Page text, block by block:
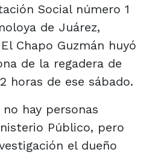
Social número 1
de Juárez,
Chapo Guzmán huyó
de la regadera de
horas de ese sábado.
hay personas
Público, pero
el dueño